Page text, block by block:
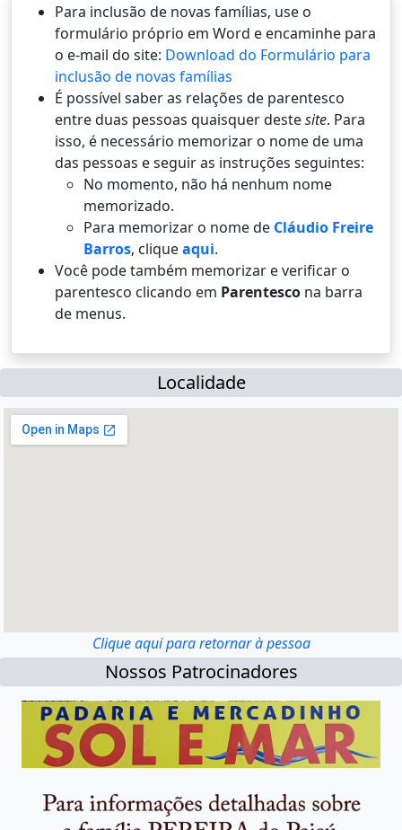
Para inclusão de novas famílias, use o
formulário próprio em Word e encaminhe para
o e-mail do site: Download do Formulário para
inclusão de novas famílias
É possí­vel saber as relações de parentesco
entre duas pessoas quaisquer destesite. Para
isso, é necessário memorizar o nome de uma
das pessoas e seguir as instruções seguintes:
No momento, não há nenhum nome
memorizado.
Para memorizar o nome de Cláudio Freire
Barros, cliqueaqui.
Você pode também memorizar e verificar o
parentesco clicando em Parentesco na barra
de menus.
Localidade
Clique aqui para retornar à pessoa
Nossos Patrocinadores